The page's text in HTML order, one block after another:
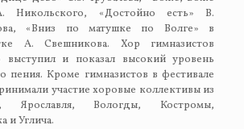
Никольского, «Достойно есть» В.
«Вниз по матушке по Волге» в
А. Свешникова. Хор гимназистов
выступил и показал высокий уровень
пения. Кроме гимназистов в фестивале
участие хоровые коллективы из
Ярославля, Вологды, Костромы,
и Углича.